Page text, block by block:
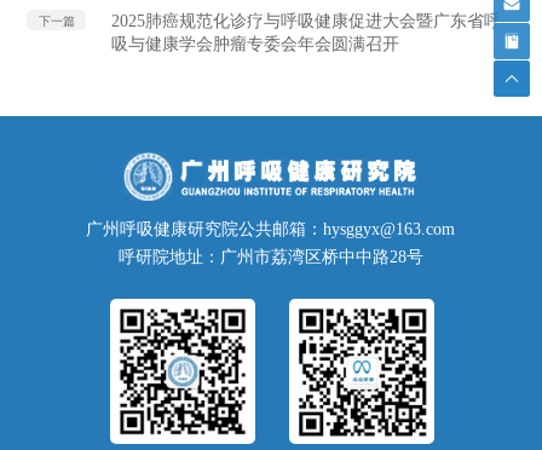
下一篇
2025肺癌规范化诊疗与呼吸健康促进大会暨广东省呼
吸与健康学会肿瘤专委会年会圆满召开
广州呼吸健康研究院公共邮箱：hysggyx@163.com
呼研院地址：广州市荔湾区桥中中路28号